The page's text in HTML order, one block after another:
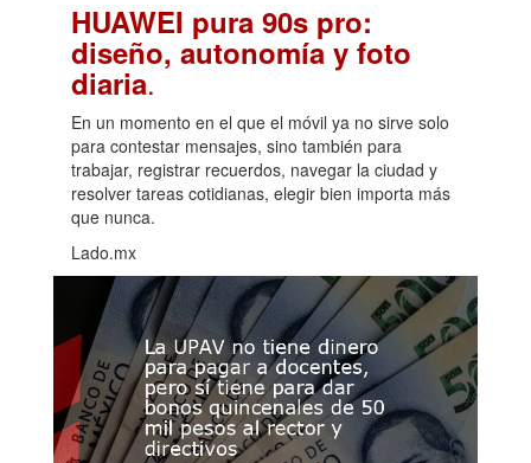
HUAWEI pura 90s pro:
diseño, autonomía y foto
diaria.
En un momento en el que el móvil ya no sirve solo
para contestar mensajes, sino también para
trabajar, registrar recuerdos, navegar la ciudad y
resolver tareas cotidianas, elegir bien importa más
que nunca.
Lado.mx